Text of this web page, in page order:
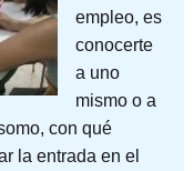
empleo, es
conocerte
a uno
mismo o a
con qué
la entrada en el